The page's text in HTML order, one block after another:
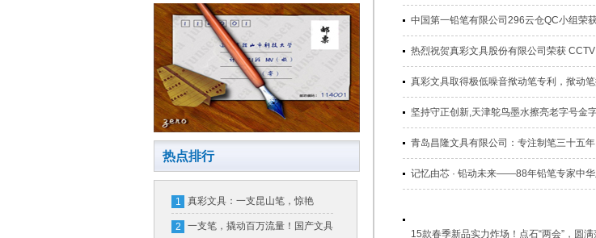
热点排行
1 真彩文具：一支昆山笔，惊艳
APEC！
2 一支笔，撬动百万流量！国产文具
中国第一铅笔有限公司296云仓QC小组荣
热烈祝贺真彩文具股份有限公司荣获
真彩文具取得极低噪音揿动笔专利，揿动
坚持守正创新,天津鸵鸟墨水擦亮老字号金
青岛昌隆文具有限公司：专注制笔三十五
记忆由芯 · 铅动未来——88年铅笔专家中
15款春季新品实力炸场！点石“两会”，圆